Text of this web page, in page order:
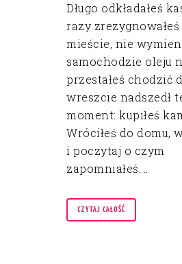
Długo odkładałeś
razy
mieście, nie
samochodzie oleju
przestałeś chodzić
wreszcie nadszedł
moment: kupiłeś
Wróciłeś do domu,
i poczytaj o czym
zapomniałeś....
CZYTAJ CAŁOŚĆ